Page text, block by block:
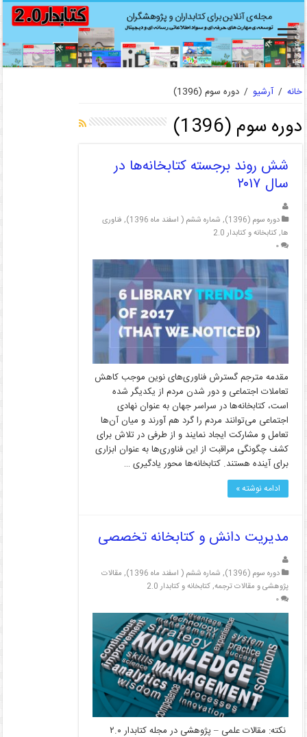
خانه / آرشیو / دوره سوم (1396)
دوره سوم (1396)
شش روند برجسته کتابخانه‌ها در
سال ۲۰۱۷
دوره سوم (1396) , شماره ششم ( اسفند ماه 1396) , فناوری
ها,کتابخانه و کتابدار 2.0
۰
مقدمه مترجم گسترش فناوری‌های نوین موجب کاهش
تعاملات اجتماعی و دور شدن مردم از یکدیگر شده
است، کتابخانه‌ها در سراسر جهان به عنوان نهادی
اجتماعی می‌توانند مردم را گرد هم آورند و میان آن‌ها
تعامل و مشارکت ایجاد نمایند و از طرفی در تلاش برای
کشف چگونگی مراقبت از این فناوری‌ها به عنوان ابزاری
برای آینده هستند. کتابخانه‌ها محور یادگیری …
ادامه نوشته »
مدیریت دانش و کتابخانه تخصصی
دوره سوم (1396) , شماره ششم ( اسفند ماه 1396) , مقالات
پژوهشی و مقالات ترجمه,کتابخانه و کتابدار 2.0
۰
نکته: مقالات علمی – پژوهشی در مجله کتابدار ۲.۰